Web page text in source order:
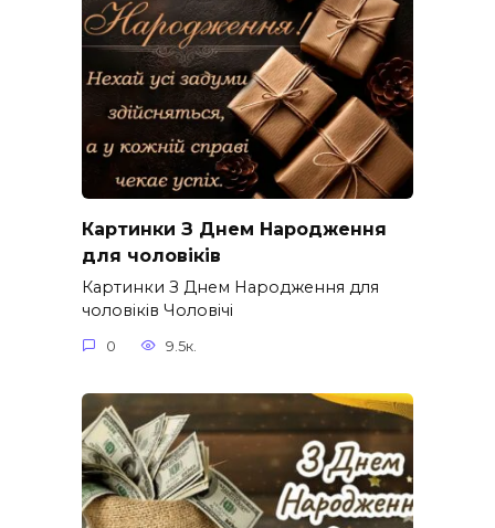
Картинки З Днем Народження
для чоловіків​
Картинки З Днем Народження для
чоловіків​ Чоловічі
0 9.5к.